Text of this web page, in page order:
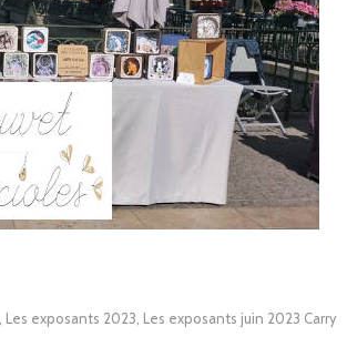
Les exposants 2023 Les exposants juin 2023 Carry